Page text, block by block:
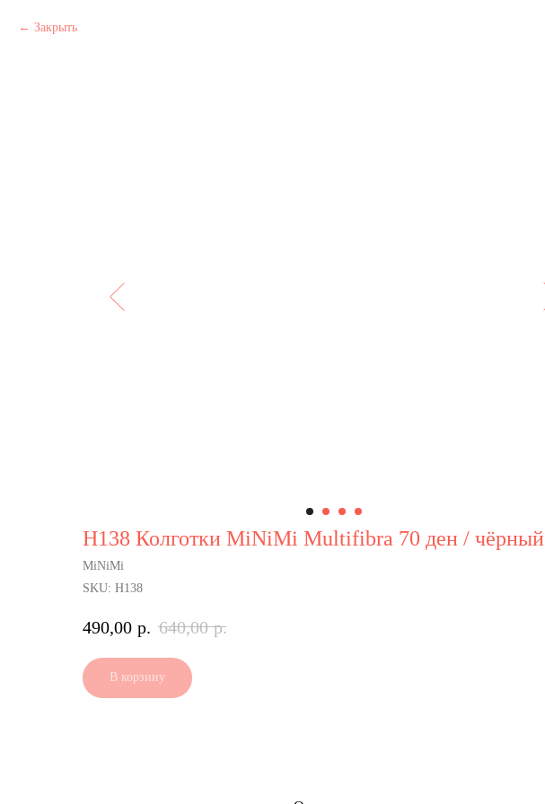
Закрыть
Н138 Колготки MiNiMi Multifibra 70 ден / чёрный
MiNiMi
SKU: Н138
490,00 р. 640,00 р.
В корзину